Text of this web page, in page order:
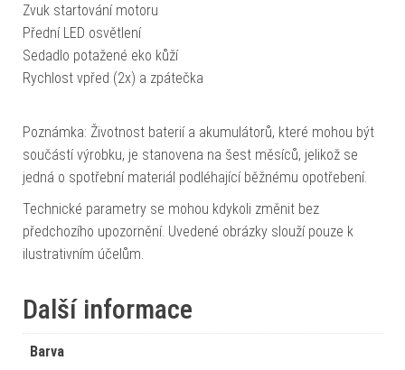
Zvuk startování motoru
Přední LED osvětlení
Sedadlo potažené eko kůží
Rychlost vpřed (2x) a zpátečka
Poznámka: Životnost baterií a akumulátorů, které mohou být
součástí výrobku, je stanovena na šest měsíců, jelikož se
jedná o spotřební materiál podléhající běžnému opotřebení.
Technické parametry se mohou kdykoli změnit bez
předchozího upozornění. Uvedené obrázky slouží pouze k
ilustrativním účelům.
Další informace
Barva